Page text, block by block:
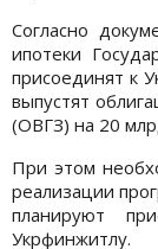
Согласно
ипотеки
присоединят к
выпустят
(ОВГЗ) на 20
При этом
реализации
планируют
Укрфинжитлу.